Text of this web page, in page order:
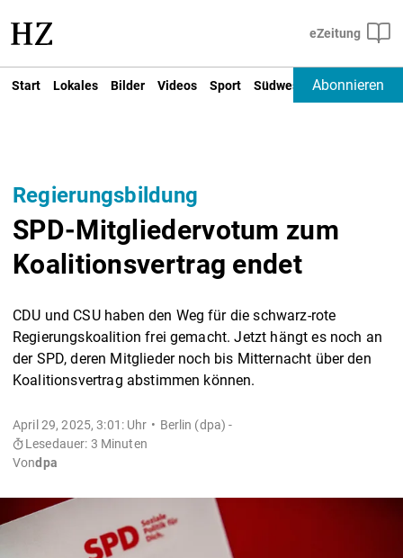
Start Lokales Bilder Videos Sport Südwest Deutschland
Abonnieren
Regierungsbildung
SPD-Mitgliedervotum zum
Koalitionsvertrag endet
CDU und CSU haben den Weg für die schwarz-rote
Regierungskoalition frei gemacht. Jetzt hängt es noch an
der SPD, deren Mitglieder noch bis Mitternacht über den
Koalitionsvertrag abstimmen können.
April 29, 2025, 3:01: Uhr
Berlin (dpa) -
Lesedauer: 3 Minuten
Vondpa